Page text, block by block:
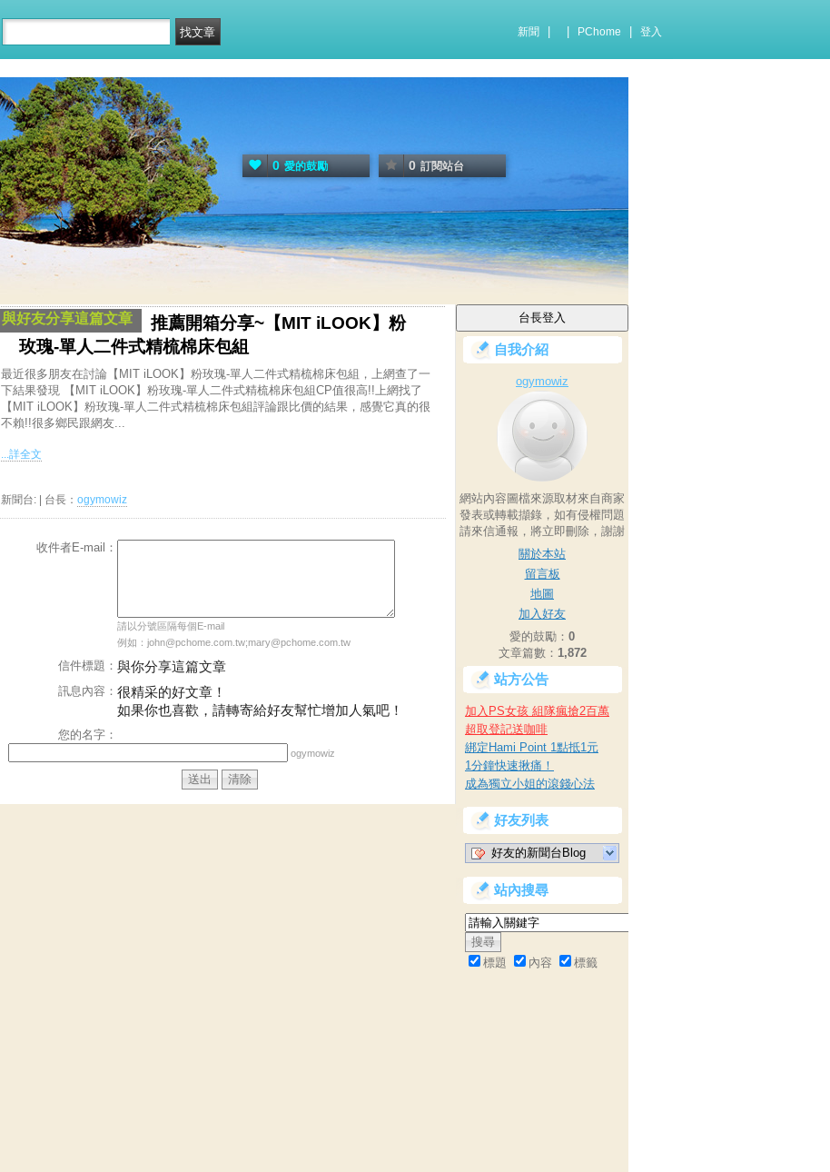
新聞 PChome 登入
0 愛的鼓勵 0 訂閱站台
與好友分享這篇文章
推薦開箱分享~【MIT iLOOK】粉
玫瑰-單人二件式精梳棉床包組
最近很多朋友在討論【MIT iLOOK】粉玫瑰-單人二件式精梳棉床包組，上網查了一
下結果發現 【MIT iLOOK】粉玫瑰-單人二件式精梳棉床包組CP值很高!!上網找了
【MIT iLOOK】粉玫瑰-單人二件式精梳棉床包組評論跟比價的結果，感覺它真的很
不賴!!很多鄉民跟網友...
...詳全文
新聞台: | 台長： ogymowiz
收件者E-mail：
請以分號區隔每個E-mail
例如：john@pchome.com.tw;mary@pchome.com.tw
信件標題： 與你分享這篇文章
訊息內容： 很精采的好文章！
如果你也喜歡，請轉寄給好友幫忙增加人氣吧！
您的名字：
ogymowiz
自我介紹
ogymowiz
網站內容圖檔來源取材來自商家
發表或轉載擷錄，如有侵權問題
請來信通報，將立即刪除，謝謝
關於本站
留言板
地圖
加入好友
愛的鼓勵： 0
文章篇數： 1,872
站方公告
加入PS女孩 組隊瘋搶2百萬
超取登記送咖啡
綁定Hami Point 1點抵1元
1分鐘快速揪痛！
成為獨立小姐的滾錢心法
好友列表
好友的新聞台Blog
站內搜尋
標題 內容 標籤